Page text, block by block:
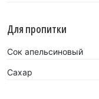
Для пропитки
Сок апельсиновый
Сахар